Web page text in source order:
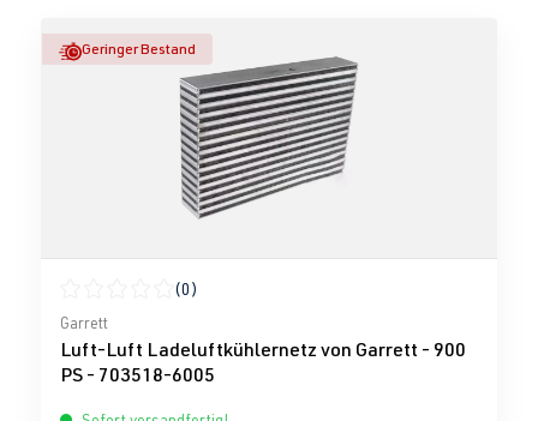
Geringer Bestand
Durchschnittliche Bewertung von 0 von 5 Sternen
(0)
Garrett
Luft-Luft Ladeluftkühlernetz von Garrett - 900
PS - 703518-6005